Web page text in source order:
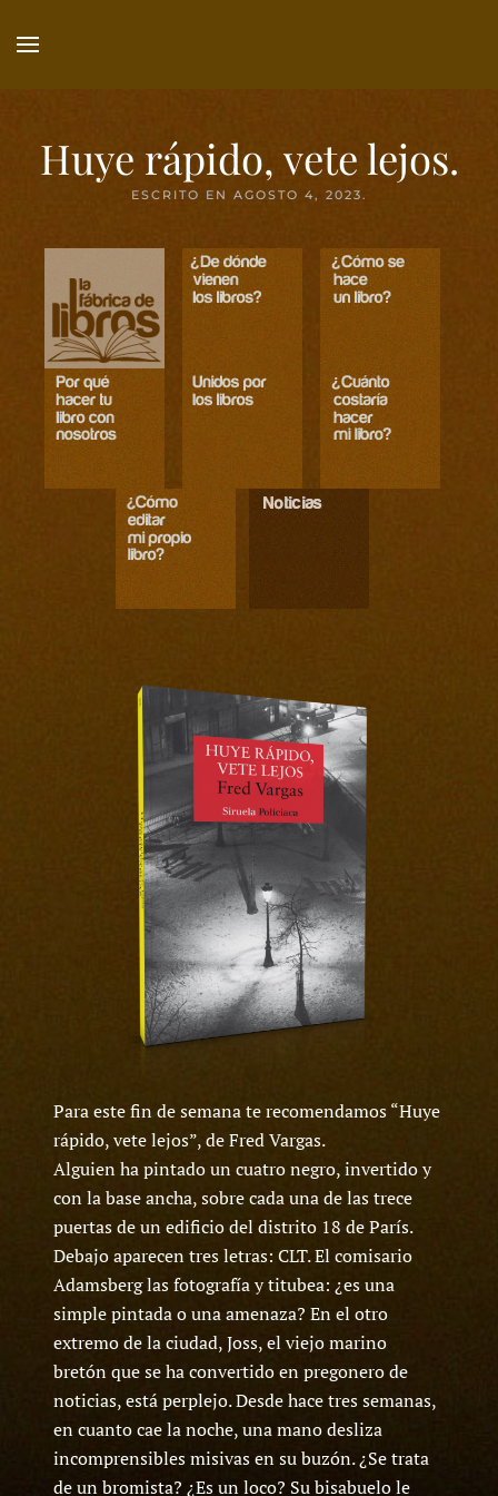
Huye rápido, vete lejos.
ESCRITO EN AGOSTO 4, 2023.
Para este fin de semana te recomendamos “Huye
rápido, vete lejos”, de Fred Vargas.
Alguien ha pintado un cuatro negro, invertido y
con la base ancha, sobre cada una de las trece
puertas de un edificio del distrito 18 de París.
Debajo aparecen tres letras: CLT. El comisario
Adamsberg las fotografía y titubea: ¿es una
simple pintada o una amenaza? En el otro
extremo de la ciudad, Joss, el viejo marino
bretón que se ha convertido en pregonero de
noticias, está perplejo. Desde hace tres semanas,
en cuanto cae la noche, una mano desliza
incomprensibles misivas en su buzón. ¿Se trata
de un bromista? ¿Es un loco? Su bisabuelo le